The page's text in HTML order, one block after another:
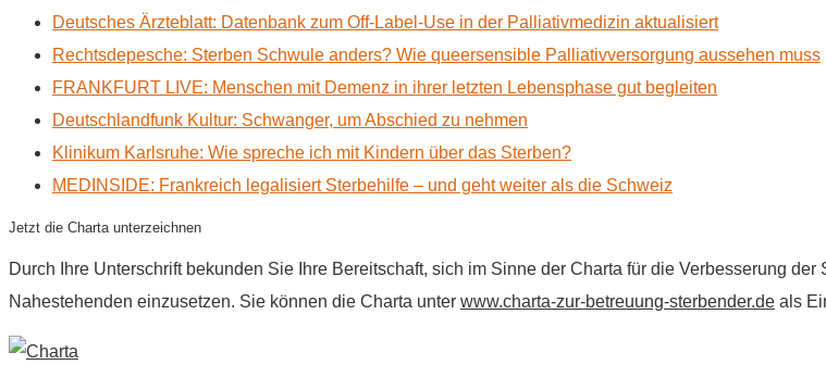
Deutsches Ärzteblatt: Datenbank zum Off-Label-Use in der Palliativmedizin aktualisiert
Rechtsdepesche: Sterben Schwule anders? Wie queersensible Palliativversorgung aussehen muss
FRANKFURT LIVE: Menschen mit Demenz in ihrer letzten Lebensphase gut begleiten
Deutschlandfunk Kultur: Schwanger, um Abschied zu nehmen
Klinikum Karlsruhe: Wie spreche ich mit Kindern über das Sterben?
MEDINSIDE: Frankreich legalisiert Sterbehilfe – und geht weiter als die Schweiz
Jetzt die Charta unterzeichnen
Durch Ihre Unterschrift bekunden Sie Ihre Bereitschaft, sich im Sinne der Charta für die Verbesserung
Nahestehenden einzusetzen. Sie können die Charta unter www.charta-zur-betreuung-sterbender.de als